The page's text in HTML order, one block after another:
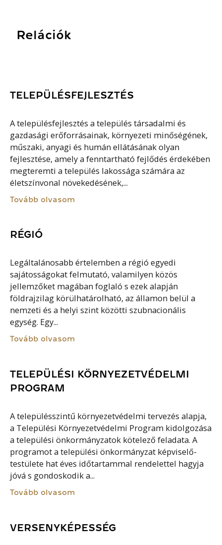
Relációk
TELEPÜLÉSFEJLESZTÉS
A településfejlesztés a település társadalmi és
gazdasági erőforrásainak, környezeti minőségének,
műszaki, anyagi és humán ellátásának olyan
fejlesztése, amely a fenntartható fejlődés érdekében
megteremti a település lakossága számára az
életszínvonal növekedésének,...
Tovább olvasom
RÉGIÓ
Legáltalánosabb értelemben a régió egyedi
sajátosságokat felmutató, valamilyen közös
jellemzőket magában foglaló s ezek alapján
földrajzilag körülhatárolható, az államon belül a
nemzeti és a helyi szint közötti szubnacionális
egység. Egy...
Tovább olvasom
TELEPÜLÉSI KÖRNYEZETVÉDELMI
PROGRAM
A településszintű környezetvédelmi tervezés alapja,
a Települési Környezetvédelmi Program kidolgozása
a települési önkormányzatok kötelező feladata. A
programot a települési önkormányzat képviselő-
testülete hat éves időtartammal rendelettel hagyja
jóvá s gondoskodik a...
Tovább olvasom
VERSENYKÉPESSÉG